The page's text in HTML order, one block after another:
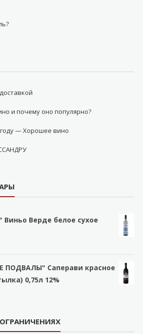
и почему оно популярно?
— Хорошее вино
Верде белое сухое
ПОДВАЛЫ" Саперави красное
0,75л 12%